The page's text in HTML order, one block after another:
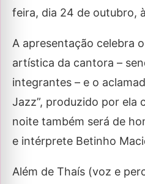
feira, dia 24 de outubro,
A apresentação celebra
artística da cantora –
integrantes – e o
Jazz”, produzido por ela
noite também será de
e intérprete Betinho
Além de Thaís (voz e